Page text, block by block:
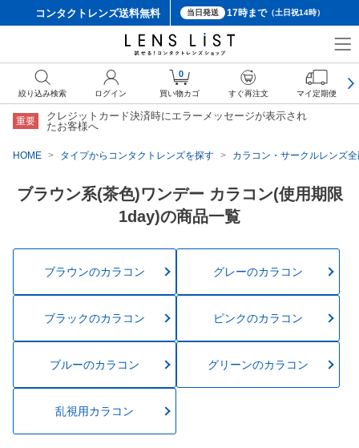
コンタクトレンズ送料無料 当日発送 17時まで（土日祝14時）
重要
クレジットカード決済時にエラーメッセージが表示され
たお客様へ
HOME タイプからコンタクトレンズを探す カラコン・サークルレンズ
ブラウン系(茶色)ワンデー カラコン(使用期限
1day)の商品一覧
ブラウンのカラコン グレーのカラコン
ブラックのカラコン ピンクのカラコン
ブルーのカラコン グリーンのカラコン
乱視用カラコン
絞り込み検索 ログイン
0
買い物カゴ すぐ再注文 マイ定期便